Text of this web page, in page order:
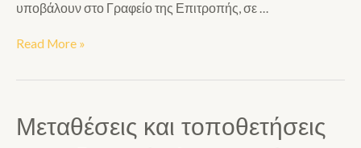
υποβάλουν στο Γραφείο της Επιτροπής, σε …
Read More »
Μεταθέσεις και τοποθετήσεις